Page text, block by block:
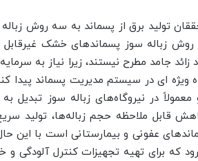
تولید برق از پسماند به سه روش
روش زباله سوز پسماندهای خشک غیرقابل
زائد جامد مطرح نیستند، زیرا نیاز به
ویژه ایدر سیستم مدیریت پسماند پیدا
معمولاً در نیروگاه‌های زباله سوز
قابل ملاحظه حجم زباله‌ها، تولید
عفونی و بیمارستانی است با این
که برای تهیه تجهیزات کنترل آلودگی